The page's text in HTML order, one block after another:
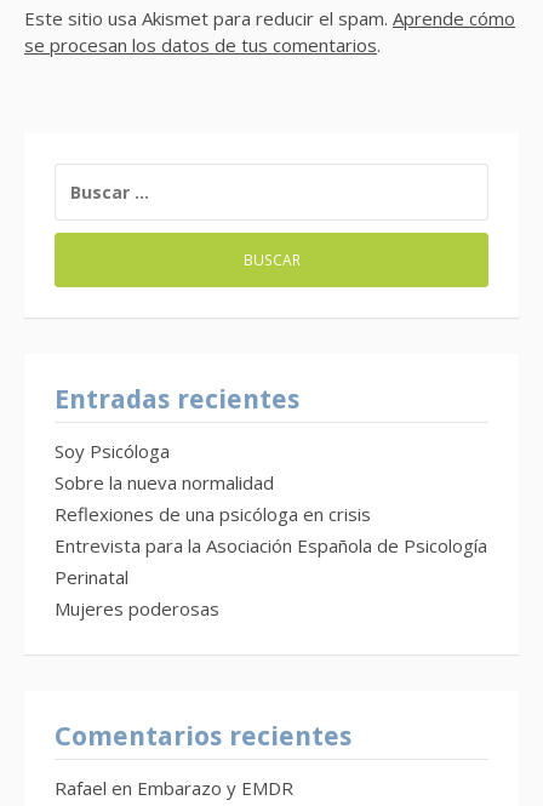
Este sitio usa Akismet para reducir el spam. Aprende cómo
se procesan los datos de tus comentarios.
Entradas recientes
Soy Psicóloga
Sobre la nueva normalidad
Reflexiones de una psicóloga en crisis
Entrevista para la Asociación Española de Psicología
Perinatal
Mujeres poderosas
Comentarios recientes
Rafael en Embarazo y EMDR